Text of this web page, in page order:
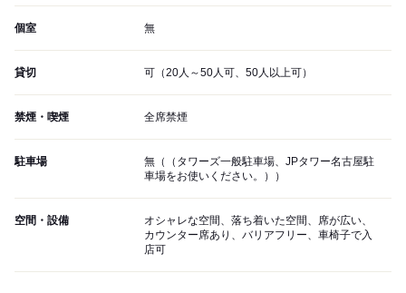
個室 無
貸切 可（20人～50人可、50人以上可）
禁煙・喫煙 全席禁煙
駐車場
無（（タワーズ一般駐車場、JPタワー名古屋駐
車場をお使いください。））
空間・設備
オシャレな空間、落ち着いた空間、席が広い、
カウンター席あり、バリアフリー、車椅子で入
店可